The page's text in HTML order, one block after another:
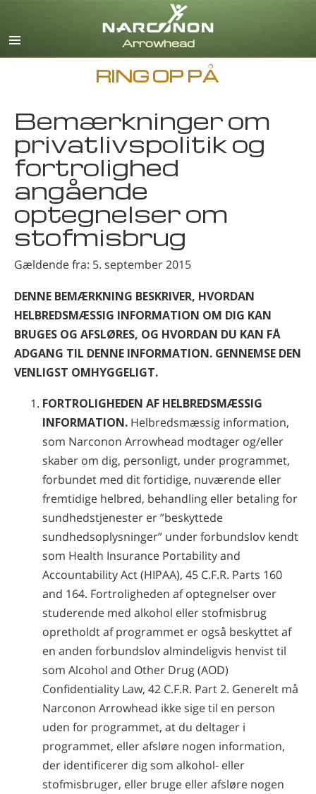
Deutsch
Français
Magyar
Svensk
Kinesisk
Nepalesisk
Arabisk
Tyrkisk
RING OP PÅ
Bemærkninger om
privatlivspolitik og
fortrolighed
angående
optegnelser om
stofmisbrug
Gældende fra: 5. september 2015
DENNE BEMÆRKNING BESKRIVER, HVORDAN
HELBREDSMÆSSIG INFORMATION OM DIG KAN
BRUGES OG AFSLØRES, OG HVORDAN DU KAN FÅ
ADGANG TIL DENNE INFORMATION. GENNEMSE DEN
VENLIGST OMHYGGELIGT.
FORTROLIGHEDEN AF HELBREDSMÆSSIG
INFORMATION. Helbredsmæssig information,
som Narconon Arrowhead modtager og/eller
skaber om dig, personligt, under programmet,
forbundet med dit fortidige, nuværende eller
fremtidige helbred, behandling eller betaling for
sundhedstjenester er ”beskyttede
sundhedsoplysninger” under forbundslov kendt
som Health Insurance Portability and
Accountability Act (HIPAA), 45 C.F.R. Parts 160
and 164. Fortroligheden af optegnelser over
studerende med alkohol eller stofmisbrug
opretholdt af programmet er også beskyttet af
en anden forbundslov almindeligvis henvist til
som Alcohol and Other Drug (AOD)
Confidentiality Law, 42 C.F.R. Part 2. Generelt må
Narconon Arrowhead ikke sige til en person
uden for programmet, at du deltager i
programmet, eller afsløre nogen information,
der identificerer dig som alkohol- eller
stofmisbruger, eller bruge eller afsløre nogen